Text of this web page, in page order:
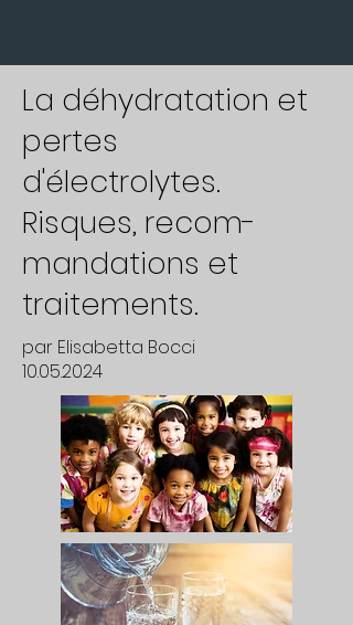
La déhydratation et
pertes
d'électrolytes.
Risques, recom-
mandations et
traitements.
par Elisabetta Bocci
10.05.2024